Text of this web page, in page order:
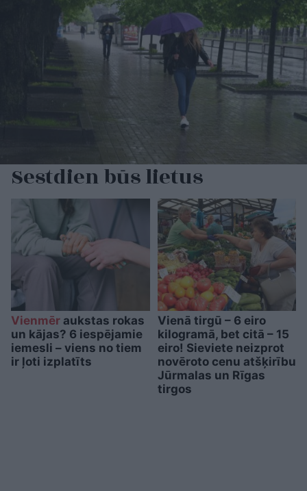
Sestdien būs lietus
Vienmēr aukstas rokas
un kājas? 6 iespējamie
iemesli – viens no tiem
ir ļoti izplatīts
Vienā tirgū – 6 eiro
kilogramā, bet citā – 15
eiro! Sieviete neizprot
novēroto cenu atšķirību
Jūrmalas un Rīgas
tirgos